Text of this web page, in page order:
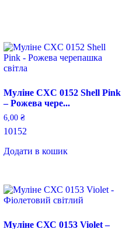
Муліне CXC 0152 Shell Pink
– Рожева чере...
6,00 ₴
10152
Додати в кошик
Муліне СХС 0153 Violet –